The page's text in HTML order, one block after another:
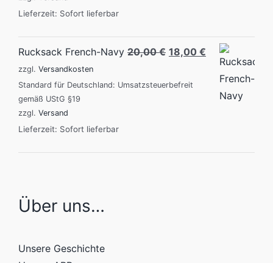
Lieferzeit: Sofort lieferbar
Rucksack French-Navy 20,00€ Original
was:
18,00 €Current
price
18,00 €.
zzgl. Versandkosten
Standard für Deutschland: Umsatzsteuerbefreit
gemäß UStG §19
zzgl. Versand
Lieferzeit: Sofort lieferbar
Über uns…
Unsere Geschichte